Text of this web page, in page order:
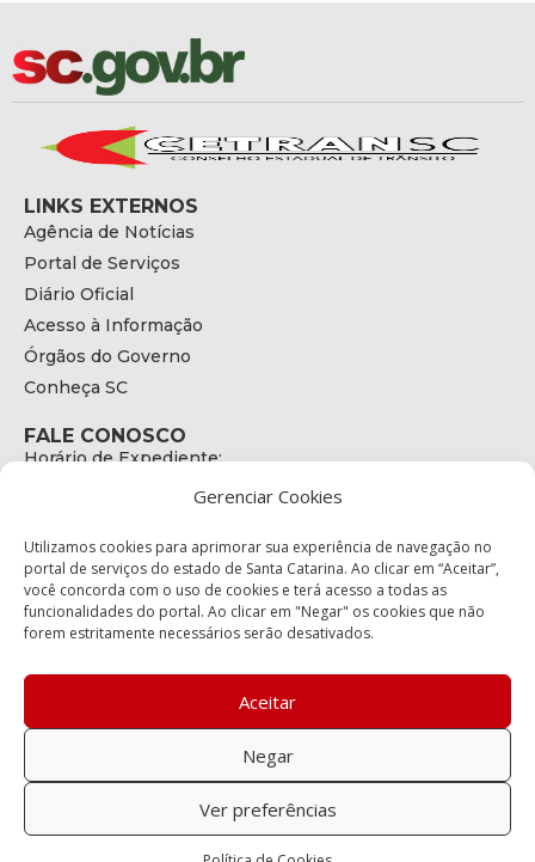
Gerenciar Cookies
Utilizamos cookies para aprimorar sua experiência de navegação no
portal de serviços do estado de Santa Catarina. Ao clicar em “Aceitar”,
você concorda com o uso de cookies e terá acesso a todas as
funcionalidades do portal. Ao clicar em "Negar" os cookies que não
forem estritamente necessários serão desativados.
Aceitar
Negar
Ver preferências
LINKS EXTERNOS
Agência de Notícias
Portal de Serviços
Diário Oficial
Acesso à Informação
Órgãos do Governo
Conheça SC
FALE CONOSCO
Horário de Expediente:
E-mail:
secretariaexecutiva@cetran.sc.gov.br
ENDEREÇO
Endereço:
Bairro:
Coqueiros, Florianópolis SC
88.080-160
Política de privacidade
Copyright © 2023 Todos os Direitos Reservados SC - Governo de